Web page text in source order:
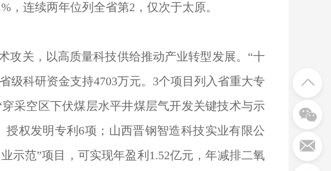
，连续两年位列全省第2，仅次于太原。
攻关，以高质量科技供给推动产业转型发展。“十
级科研资金支持4703万元。3个项目列入省重大专
采空区下伏煤层水平井煤层气开发关键技术与示
授权发明专利6项；山西晋钢智造科技实业有限公
示范”项目，可实现年盈利1.52亿元，年减排二氧